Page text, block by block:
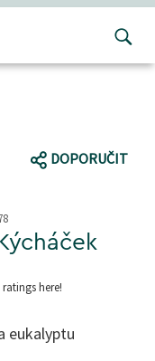
DOPORUČIT
here!
eukalyptu